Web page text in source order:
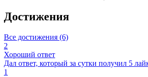
Достижения
Все достижения (6)
2
Хороший ответ
Дал ответ, который за сутки получил 5
1